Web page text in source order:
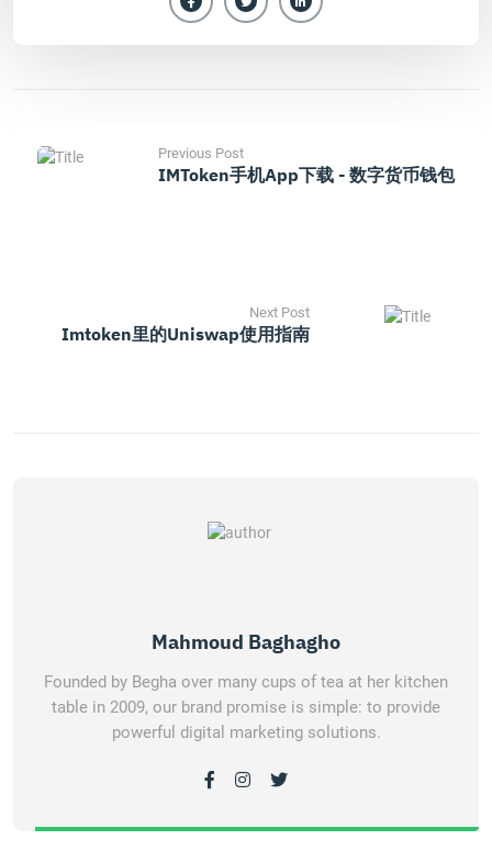
Previous Post
IMToken手机App下载 - 数字货币钱包
Next Post
Imtoken里的uniswap使用指南
Mahmoud Baghagho
Founded by Begha over many cups of tea at her kitchen
table in 2009, our brand promise is simple: to provide
powerful digital marketing solutions.